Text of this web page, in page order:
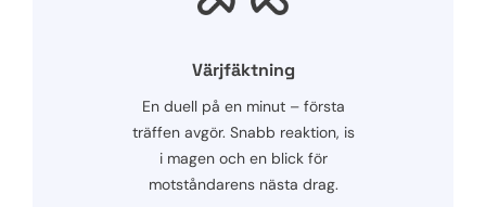
Värjfäktning
En duell på en minut – första
träffen avgör. Snabb reaktion, is
i magen och en blick för
motståndarens nästa drag.